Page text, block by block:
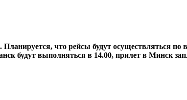
что рейсы будут осуществляться
будут выполняться в 14.00, прилет в Минск